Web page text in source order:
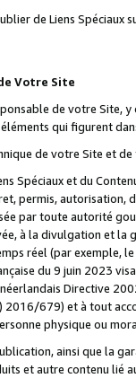
de Liens
Votre Site
de votre Site,
qui figurent
de votre Site et
Spéciaux et du
permis, autorisation,
par toute autorité
à la divulgation et la
réel (par exemple,
du 9 juin 2023
Directive
2016/679) et à tout
physique ou
ainsi que la
et autre contenu lié